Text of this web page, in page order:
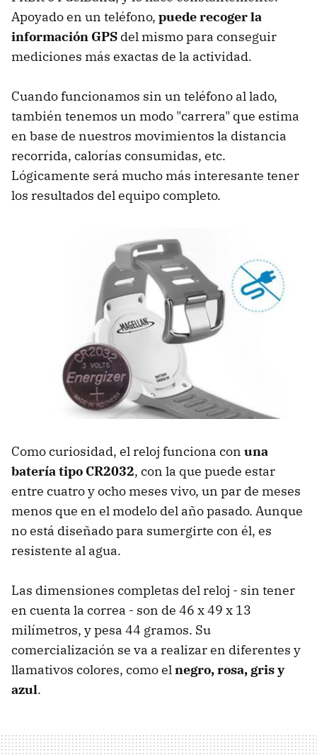
Apoyado en un teléfono, puede recoger la
información GPS del mismo para conseguir
mediciones más exactas de la actividad.
Cuando funcionamos sin un teléfono al lado,
también tenemos un modo "carrera" que estima
en base de nuestros movimientos la distancia
recorrida, calorías consumidas, etc.
Lógicamente será mucho más interesante tener
los resultados del equipo completo.
Como curiosidad, el reloj funciona con una
batería tipo CR2032, con la que puede estar
entre cuatro y ocho meses vivo, un par de meses
menos que en el modelo del año pasado. Aunque
no está diseñado para sumergirte con él, es
resistente al agua.
Las dimensiones completas del reloj - sin tener
en cuenta la correa - son de 46 x 49 x 13
milímetros, y pesa 44 gramos. Su
comercialización se va a realizar en diferentes y
llamativos colores, como elnegro, rosa, gris y
azul.